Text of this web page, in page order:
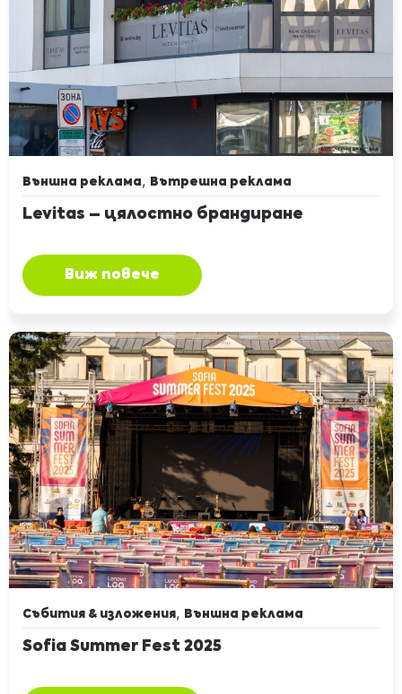
Външна реклама , Вътрешна реклама
Levitas – цялостно брандиране
Виж повече
Събития & изложения, Външна реклама
Sofia Summer Fest 2025